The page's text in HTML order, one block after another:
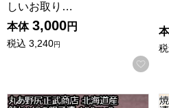
しいお取り…
本体 3,000円
税込 3,240円
お
丸あ野尻正武商店 北海道産 鮭